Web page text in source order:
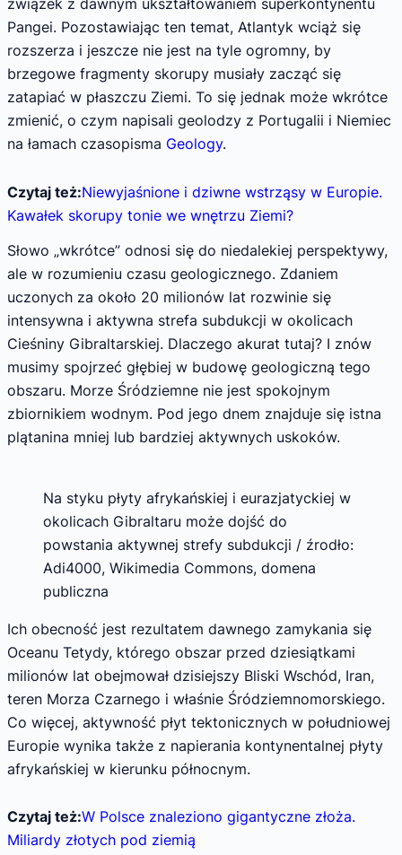
związek z dawnym ukształtowaniem superkontynentu
Pangei. Pozostawiając ten temat, Atlantyk wciąż się
rozszerza i jeszcze nie jest na tyle ogromny, by
brzegowe fragmenty skorupy musiały zacząć się
zatapiać w płaszczu Ziemi. To się jednak może wkrótce
zmienić, o czym napisali geolodzy z Portugalii i Niemiec
na łamach czasopisma Geology.
Czytaj też:Niewyjaśnione i dziwne wstrząsy w Europie.
Kawałek skorupy tonie we wnętrzu Ziemi?
Słowo „wkrótce” odnosi się do niedalekiej perspektywy,
ale w rozumieniu czasu geologicznego. Zdaniem
uczonych za około 20 milionów lat rozwinie się
intensywna i aktywna strefa subdukcji w okolicach
Cieśniny Gibraltarskiej. Dlaczego akurat tutaj? I znów
musimy spojrzeć głębiej w budowę geologiczną tego
obszaru. Morze Śródziemne nie jest spokojnym
zbiornikiem wodnym. Pod jego dnem znajduje się istna
plątanina mniej lub bardziej aktywnych uskoków.
Na styku płyty afrykańskiej i eurazjatyckiej w
okolicach Gibraltaru może dojść do
powstania aktywnej strefy subdukcji / źrodło:
Adi4000, Wikimedia Commons, domena
publiczna
Ich obecność jest rezultatem dawnego zamykania się
Oceanu Tetydy, którego obszar przed dziesiątkami
milionów lat obejmował dzisiejszy Bliski Wschód, Iran,
teren Morza Czarnego i właśnie Śródziemnomorskiego.
Co więcej, aktywność płyt tektonicznych w południowej
Europie wynika także z napierania kontynentalnej płyty
afrykańskiej w kierunku północnym.
Czytaj też:W Polsce znaleziono gigantyczne złoża.
Miliardy złotych pod ziemią